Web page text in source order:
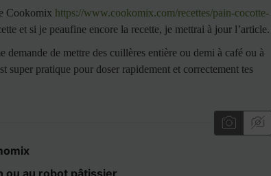
Cookomix https://www.cookomix.com/recettes/pain-cocotte-
et si je peaufine encore la recette, je mettrai à jour l’article.
demande de mettre des cuillères entière ou demi à café ou à
super pratique pour doser rapidement et correctement tes